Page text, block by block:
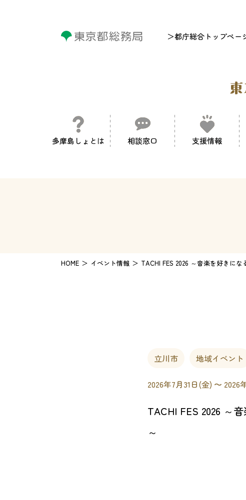
＞都庁総合トップペー
多摩島しょとは 相談窓口 支援情報
HOME イベント情報 TACHI FES 2026 ～音楽を好きにな
立川市 地域イベント
2026年7月31日(金) 〜 2026
TACHI FES 2026 ～
～